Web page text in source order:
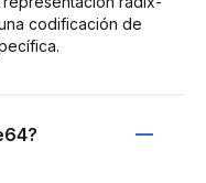
codificación de